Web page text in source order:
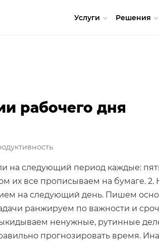
Услуги Решения
рабочего дня
на следующий период каждые:
их все прописываем на бумаге.
на следующий день. Пишем
ранжируем по важности и
ненужные, рутинные
прогнозировать время.